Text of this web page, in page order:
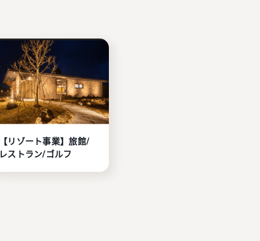
【リゾート事業】旅館/
レストラン/ゴルフ